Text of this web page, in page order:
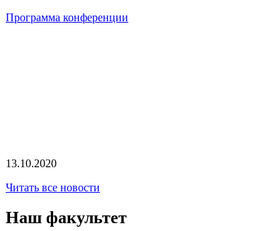
Программа конференции
13.10.2020
Читать все новости
Наш факультет